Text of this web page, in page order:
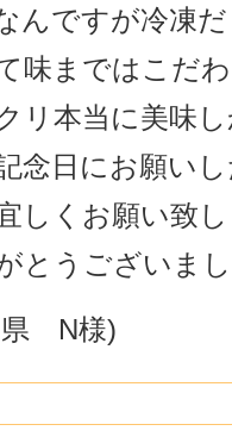
んですが冷凍
味までは こだ
リ本当に美味
念日にお願い
しくお願い致
とうございま
県 N様)